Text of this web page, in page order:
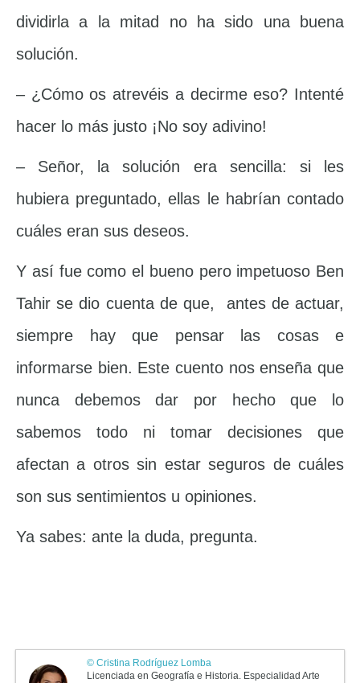
dividirla a la mitad no ha sido una buena
solución.
– ¿Cómo os atrevéis a decirme eso? Intenté
hacer lo más justo ¡No soy adivino!
– Señor, la solución era sencilla: si les
hubiera preguntado, ellas le habrían contado
cuáles eran sus deseos.
Y así fue como el bueno pero impetuoso Ben
Tahir se dio cuenta de que, antes de actuar,
siempre hay que pensar las cosas e
informarse bien. Este cuento nos enseña que
nunca debemos dar por hecho que lo
sabemos todo ni tomar decisiones que
afectan a otros sin estar seguros de cuáles
son sus sentimientos u opiniones.
Ya sabes: ante la duda, pregunta.